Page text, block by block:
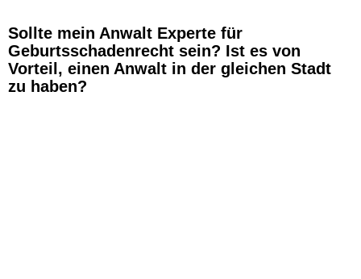
Sollte mein Anwalt Experte für
Geburtsschadenrecht sein? Ist es von
Vorteil, einen Anwalt in der gleichen Stadt
zu haben?